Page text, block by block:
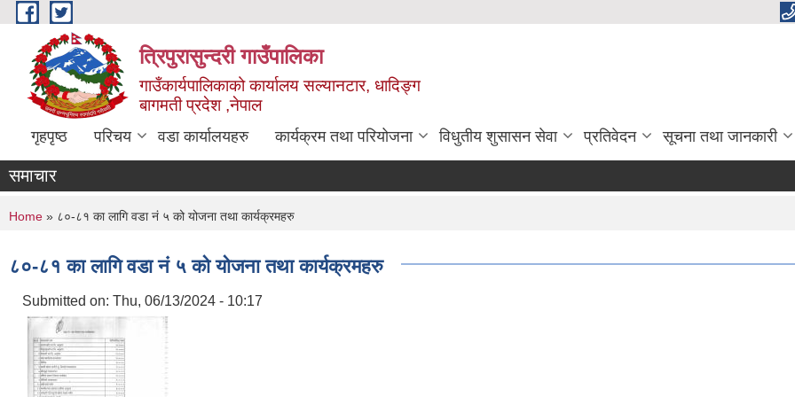
Skip to main content
त्रिपुरासुन्दरी गाउँपालिका
गाउँकार्यपालिकाको कार्यालय सल्यानटार, धादिङ्ग
बागमती प्रदेश ,नेपाल
गृहपृष्ठ परिचय वडा कार्यालयहरु कार्यक्रम तथा परियोजना विधुतीय शुसासन सेवा प्रतिवेदन सूचना तथा जानकारी
समाचार
You are here
Home » ८०-८१ का लागि वडा नं ५ को योजना तथा कार्यक्रमहरु
८०-८१ का लागि वडा नं ५ को योजना तथा कार्यक्रमहरु
Submitted on: Thu, 06/13/2024 - 10:17